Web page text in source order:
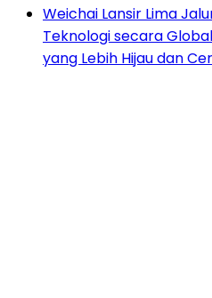
Weichai Lansir Lima
Teknologi secara
yang Lebih Hijau dan